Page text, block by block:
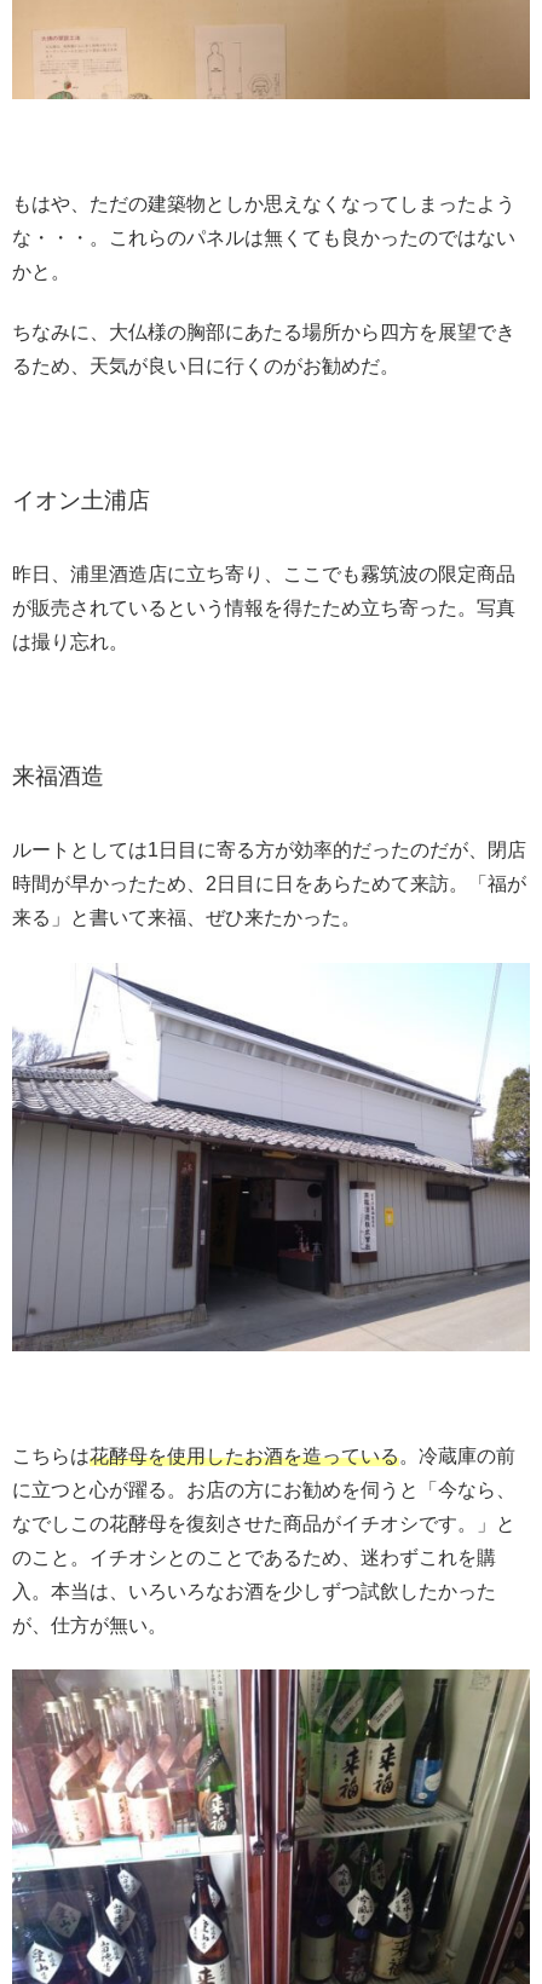
もはや、ただの建築物としか思えなくなってしまったよう
な・・・。これらのパネルは無くても良かったのではない
かと。
ちなみに、大仏様の胸部にあたる場所から四方を展望でき
るため、天気が良い日に行くのがお勧めだ。
イオン土浦店
昨日、浦里酒造店に立ち寄り、ここでも霧筑波の限定商品
が販売されているという情報を得たため立ち寄った。写真
は撮り忘れ。
来福酒造
ルートとしては1日目に寄る方が効率的だったのだが、閉店
時間が早かったため、2日目に日をあらためて来訪。「福が
来る」と書いて来福、ぜひ来たかった。
こちらは花酵母を使用したお酒を造っている。冷蔵庫の前
に立つと心が躍る。お店の方にお勧めを伺うと「今なら、
なでしこの花酵母を復刻させた商品がイチオシです。」と
のこと。イチオシとのことであるため、迷わずこれを購
入。本当は、いろいろなお酒を少しずつ試飲したかった
が、仕方が無い。